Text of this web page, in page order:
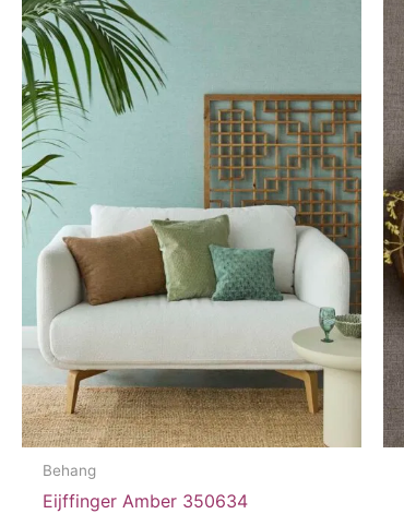
Behang
Eijffinger Amber 350634